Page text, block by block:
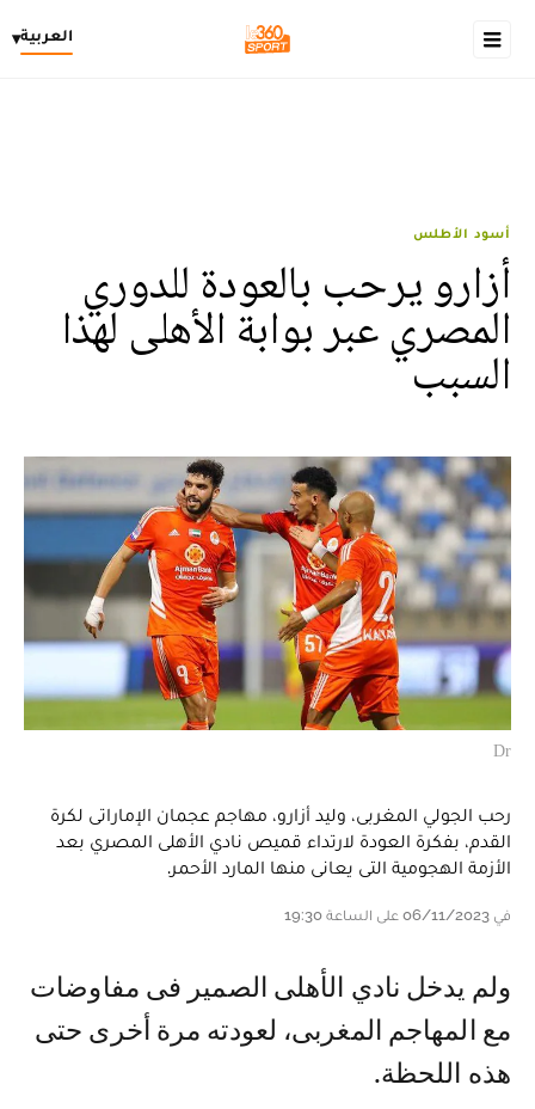
العربية▾
أسود الأطلس
أزارو يرحب بالعودة للدوري
المصري عبر بوابة الأهلى لهذا
السبب
Dr
رحب الجولي المغربى، وليد أزارو، مهاجم عجمان الإماراتى لكرة
القدم، بفكرة العودة لارتداء قميص نادي الأهلى المصري بعد
الأزمة الهجومية التى يعانى منها المارد الأحمر.
في 06/11/2023 على الساعة 19:30
ولم يدخل نادي الأهلى الصمير فى مفاوضات
مع المهاجم المغربى، لعودته مرة أخرى حتى
هذه اللحظة.